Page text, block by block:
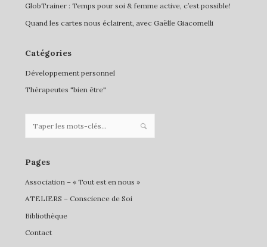
GlobTrainer : Temps pour soi & femme active, c’est possible!
Quand les cartes nous éclairent, avec Gaëlle Giacomelli
Catégories
Développement personnel
Thérapeutes "bien être"
Pages
Association – « Tout est en nous »
ATELIERS – Conscience de Soi
Bibliothèque
Contact